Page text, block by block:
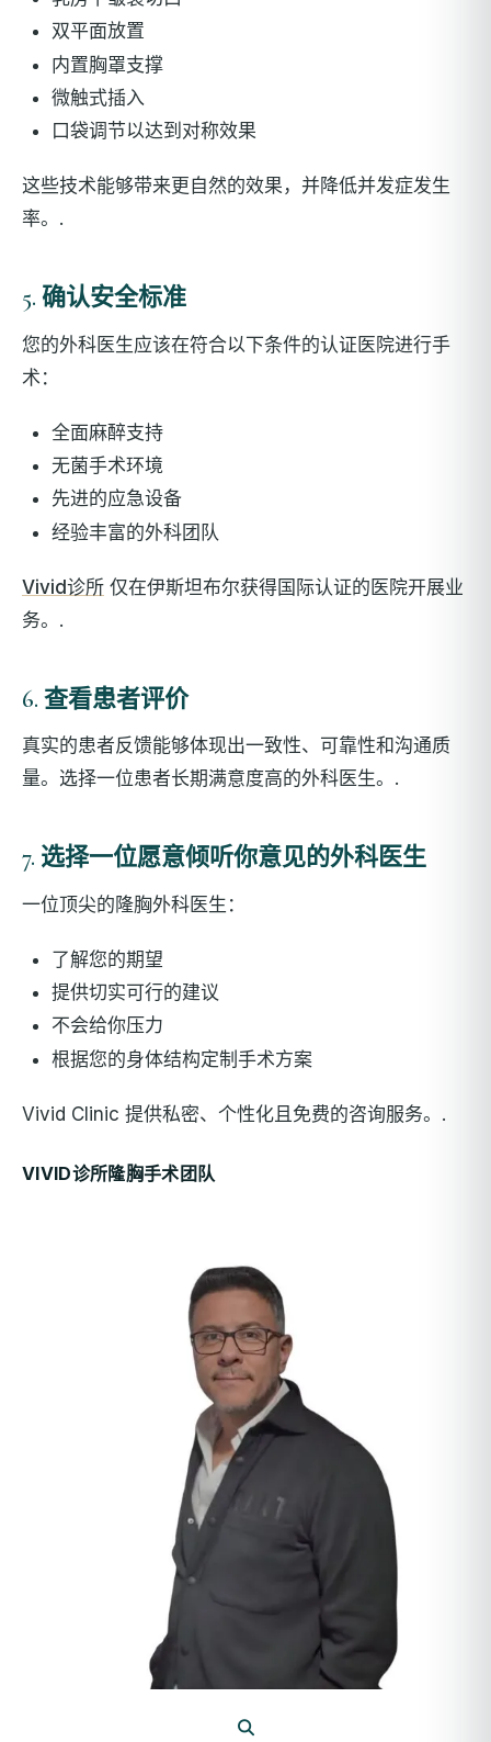
双平面放置
内置胸罩支撑
微触式插入
口袋调节以达到对称效果
这些技术能够带来更自然的效果，并降低并发症发生
率。.
5. 确认安全标准
您的外科医生应该在符合以下条件的认证医院进行手
术：
全面麻醉支持
无菌手术环境
先进的应急设备
经验丰富的外科团队
Vivid诊所 仅在伊斯坦布尔获得国际认证的医院开展业
务。.
6. 查看患者评价
真实的患者反馈能够体现出一致性、可靠性和沟通质
量。选择一位患者长期满意度高的外科医生。.
7. 选择一位愿意倾听你意见的外科医生
一位顶尖的隆胸外科医生：
了解您的期望
提供切实可行的建议
不会给你压力
根据您的身体结构定制手术方案
Vivid Clinic 提供私密、个性化且免费的咨询服务。.
VIVID诊所隆胸手术团队